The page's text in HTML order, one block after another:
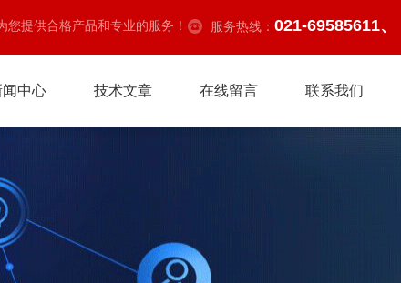
提供合格产品和专业的服务！ 服务热线： 021-69585611、
闻中心 技术文章 在线留言 联系我们